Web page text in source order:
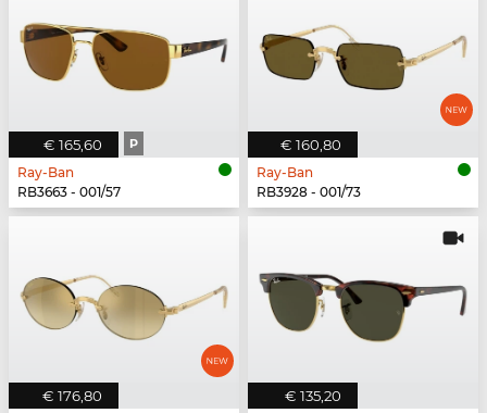
€ 165,60 P
Ray-Ban
RB3663 - 001/57
€ 160,80
Ray-Ban
RB3928 - 001/73
€ 176,80 € 135,20